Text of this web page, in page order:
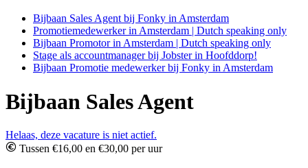
Bijbaan Sales Agent bij Fonky in Amsterdam
Promotiemedewerker in Amsterdam | Dutch speaking only
Bijbaan Promotor in Amsterdam | Dutch speaking only
Stage als accountmanager bij Jobster in Hoofddorp!
Bijbaan Promotie medewerker bij Fonky in Amsterdam
Bijbaan Sales Agent
Helaas, deze vacature is niet actief.
Tussen €16,00 en €30,00 per uur